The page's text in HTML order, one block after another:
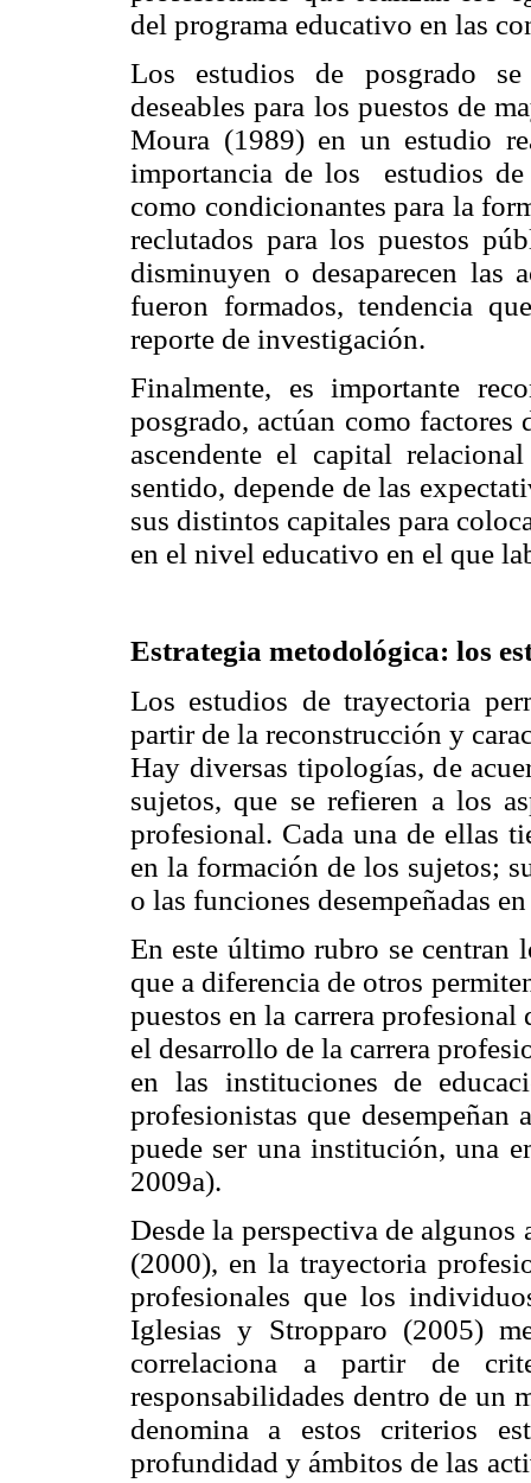
del programa educativo en las
Los estudios de posgrado
deseables para los puestos de
Moura (1989) en un estudio
importancia de los estudios
como condicionantes para la
reclutados para los puestos
disminuyen o desaparecen las
fueron formados, tendencia
reporte de investigación.
Finalmente, es importante
posgrado, actúan como
ascendente el capital
sentido, depende de las
sus distintos capitales para
en el nivel educativo en el que
Estrategia metodológica: los
Los estudios de trayectoria
partir de la reconstrucción y
Hay diversas tipologías, de
sujetos, que se refieren a los
profesional. Cada una de ellas
en la formación de los sujetos;
o las funciones desempeñadas
En este último rubro se centran
que a diferencia de otros
puestos en la carrera profesional
el desarrollo de la carrera
en las instituciones de
profesionistas que
puede ser una institución, una
2009a).
Desde la perspectiva de
(2000), en la trayectoria
profesionales que los
Iglesias y Stropparo (2005)
correlaciona a partir de
responsabilidades dentro de un
denomina a estos criterios
profundidad y ámbitos de las